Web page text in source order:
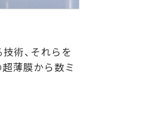
術、それらを
薄膜から数ミ